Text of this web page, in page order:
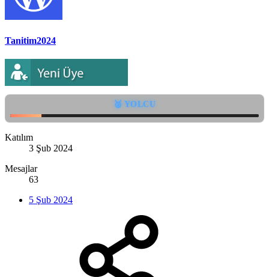
Tanitim2024
🥈 YOLCU
Katılım
3 Şub 2024
Mesajlar
63
5 Şub 2024